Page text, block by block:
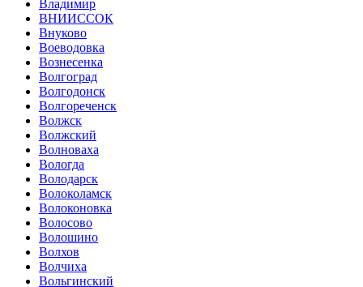
Владимир
ВНИИССОК
Внуково
Воеводовка
Вознесенка
Волгоград
Волгодонск
Волгореченск
Волжск
Волжский
Волноваха
Вологда
Володарск
Волоколамск
Волоконовка
Волосово
Волошино
Волхов
Волчиха
Вольгинский